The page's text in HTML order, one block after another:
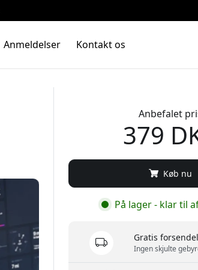
Anmeldelser Kontakt os
Anbefalet
379
Køb nu
På lager - klar til
Gratis
Ingen skjulte